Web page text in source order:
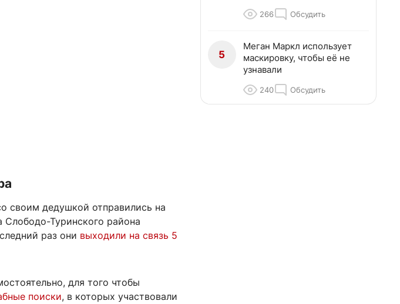
своим дедушкой отправились на
Слободо-Туринского района
раз они выходили на связь 5
для того чтобы
поиски, в которых участвовали
266 Обсудить
5
Меган Маркл использует
маскировку, чтобы её не
узнавали
240 Обсудить